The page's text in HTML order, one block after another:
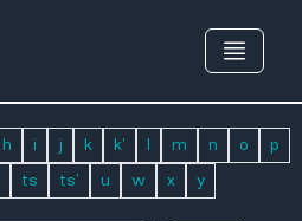
h i j k k' l m n o
p
ts ts' u w x y